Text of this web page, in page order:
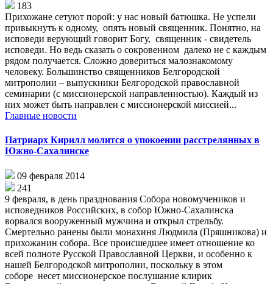
183
Прихожане сетуют порой: у нас новый батюшка. Не успели
привыкнуть к одному, опять новый священник. Понятно, на
исповеди верующий говорит Богу, священник - свидетель
исповеди. Но ведь сказать о сокровенном далеко не с каждым
рядом получается. Сложно довериться малознакомому
человеку. Большинство священников Белгородской
митрополии – выпускники Белгородской православной
семинарии (с миссионерской направленностью). Каждый из
них может быть направлен с миссионерской миссией...
Главные новости
Патриарх Кирилл молится о упокоении расстрелянных в
Южно-Сахалинске
09 февраля 2014
241
9 февраля, в день празднования Собора новомучеников и
исповедников Российских, в собор Южно-Сахалинска
ворвался вооруженный мужчина и открыл стрельбу.
Смертельно ранены были монахиня Людмила (Пряшникова) и
прихожанин собора. Все происшедшее имеет отношение ко
всей полноте Русской Православной Церкви, и особенно к
нашей Белгородской митрополии, поскольку в этом
соборе несет миссионерское послушание клирик